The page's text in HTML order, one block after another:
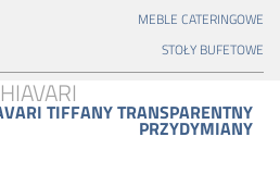
MEBLE CATERINGOWE
STOŁY BUFETOWE
TIFFANY TRANSPARENTNY
PRZYDYMIANY